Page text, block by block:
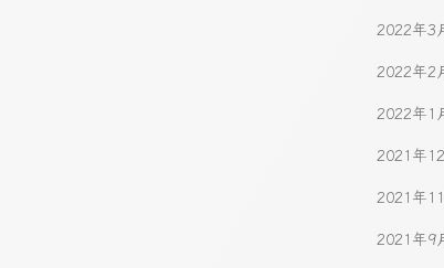
2022年3
2022年2
2022年1
2021年
2021年
2021年9